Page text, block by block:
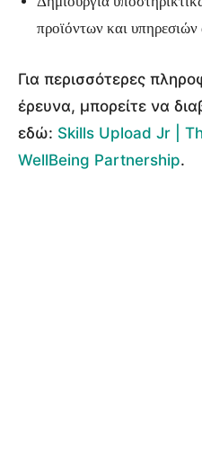
προϊόντων και υπηρεσιών
Για περισσότερες
έρευνα, μπορείτε να
εδώ: Skills Upload Jr |
WellBeing Partnership.